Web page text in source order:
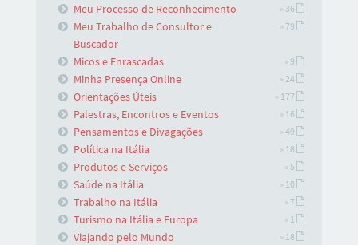
Meu Processo de Reconhecimento » 36
Meu Trabalho de Consultor e
Buscador
» 79
Micos e Enrascadas » 9
Minha Presença Online » 24
Orientações Úteis » 177
Palestras, Encontros e Eventos » 16
Pensamentos e Divagações » 49
Política na Itália » 18
Produtos e Serviços » 5
Saúde na Itália » 10
Trabalho na Itália » 7
Turismo na Itália e Europa » 1
Viajando pelo Mundo » 18